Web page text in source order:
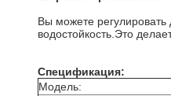
Вы можете
водостойкость.Это
Спецификация:
Модель: